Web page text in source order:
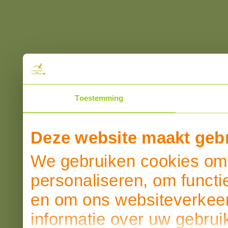
Toestemming
Deze website maakt
We gebruiken cookies
personaliseren, om
en om ons
informatie over uw